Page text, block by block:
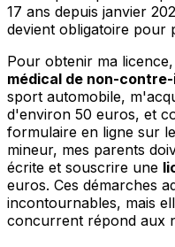
17 ans depuis janvier
devient obligatoire pour
Pour obtenir ma
médical de non-
sport automobile,
d'environ 50 euros, et
formulaire en ligne sur
mineur, mes parents
écrite et souscrire une
euros. Ces démarches
incontournables, mais
concurrent répond aux